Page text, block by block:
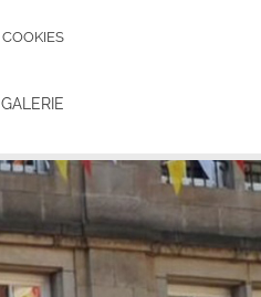
COOKIES
GALERIE